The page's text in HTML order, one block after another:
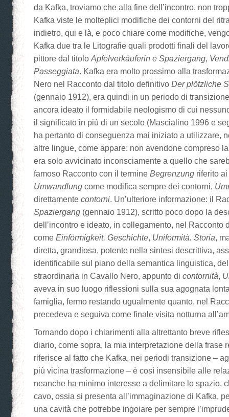
da Kafka, troviamo che alla fine dell’incontro, non
Kafka viste le molteplici modifiche dei contorni del
indietro, qui e là, e poco chiare come modifiche,
Kafka due tra le Litografie quali prodotti finali del
pittore dal titolo Apfelverkäuferin e Spaziergang,
Passeggiata. Kafka era molto prossimo alla
Nero nel Racconto dal titolo definitivo Der plötzliche
(gennaio 1912), era quindi in un periodo di
ancora ideato il formidabile neologismo di cui
il significato in più di un secolo (Mascialino 1996 e
ha pertanto di conseguenza mai iniziato a utilizzare,
altre lingue, come appare: non avendone compreso
era solo avvicinato inconsciamente a quello che
famoso Racconto con il termine Begrenzung riferito
Umwandlung come modifica sempre dei contorni,
direttamente contorni. Un’ulteriore informazione: il
Spaziergang (gennaio 1912), scritto poco dopo la
dell’incontro e ideato, in collegamento, nel Racconto
come Einförmigkeit. Geschichte, Uniformità. Storia,
diretta, grandiosa, potente nella sintesi descrittiva,
identificabile sul piano della semantica linguistica,
straordinaria in Cavallo Nero, appunto di contornità,
aveva in suo luogo riflessioni sulla sua agognata
famiglia, fermo restando ugualmente quanto, nel
precedeva e seguiva come finale visita notturna
Tornando dopo i chiarimenti alla altrettanto breve
diario, come sopra, la mia interpretazione della frase
riferisce al fatto che Kafka, nei periodi transizione –
più vicina trasformazione – è così insensibile alle
neanche ha minimo interesse a delimitare lo spazio,
cavo, ossia si presenta all’immaginazione di Kafka,
una cavità che potrebbe ingoiare per sempre